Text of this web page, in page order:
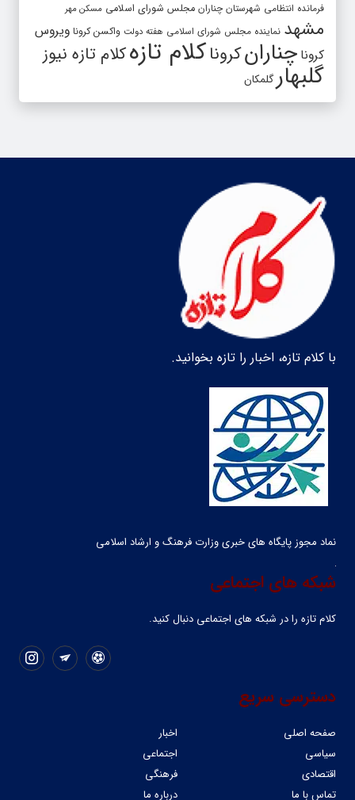
فرمانده انتظامی شهرستان چناران مجلس شورای اسلامی مسکن مهر
مشهد نماینده مجلس شورای اسلامی هفته دولت واکسن کرونا ویروس
کرونا چنارانکروناکلام تازهکلام تازه نیوز
گلبهارگلمکان
با کلام تازه، اخبار را تازه بخوانید.
نماد مجوز پایگاه های خبری وزارت فرهنگ و ارشاد اسلامی
شبکه های اجتماعی
کلام تازه را در شبکه ‌های اجتماعی دنبال کنید.
دسترسی سریع
صفحه اصلی
اخبار
سیاسی
اجتماعی
اقتصادی
فرهنگی
تماس با ما
درباره ما